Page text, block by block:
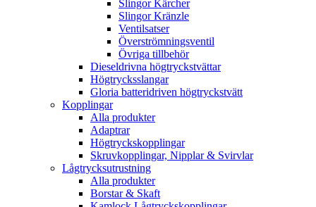
Slingor Kärcher
Slingor Kränzle
Ventilsatser
Överströmningsventil
Övriga tillbehör
Dieseldrivna högtryckstvättar
Högtrycksslangar
Gloria batteridriven högtryckstvätt
Kopplingar
Alla produkter
Adaptrar
Högtryckskopplingar
Skruvkopplingar, Nipplar & Svirvlar
Lågtrycksutrustning
Alla produkter
Borstar & Skaft